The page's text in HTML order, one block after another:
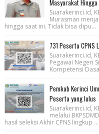
Masyarakat
Suarakerinci.id,
Murasman
hingga saat ini. Tidak bisa dipu...
731 Peserta CPNS
Suarakerinci.id,
Pegawai Negeri
Kompetensi
Pemkab Kerinci
Peserta yang lulus
Suarakerinci.id,
melalui
hasil seleksi Akhir CPNS lingkup ...